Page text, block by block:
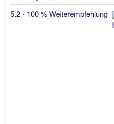
5.2 - 100 % Weiterempfehlung